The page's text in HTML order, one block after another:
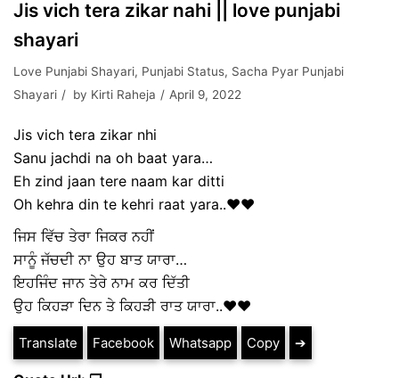
Jis vich tera zikar nahi || love punjabi
shayari
Love Punjabi Shayari, Punjabi Status, Sacha Pyar Punjabi
Shayari
by Kirti Raheja April 9, 2022
Jis vich tera zikar nhi
Sanu jachdi na oh baat yara…
Eh zind jaan tere naam kar ditti
Oh kehra din te kehri raat yara..❤️❤️
ਜਿਸ ਵਿੱਚ ਤੇਰਾ ਜਿਕਰ ਨਹੀਂ
ਸਾਨੂੰ ਜੱਚਦੀ ਨਾ ਉਹ ਬਾਤ ਯਾਰਾ…
ਇਹਜਿੰਦ ਜਾਨ ਤੇਰੇ ਨਾਮ ਕਰ ਦਿੱਤੀ
ਉਹ ਕਿਹੜਾ ਦਿਨ ਤੇ ਕਿਹੜੀ ਰਾਤ ਯਾਰਾ..❤️♥️
Translate Facebook Whatsapp Copy ➔